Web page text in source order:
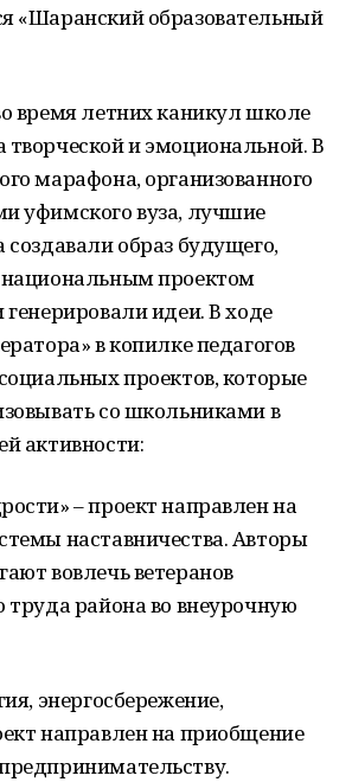
«Шаранский образовательный
время летних каникул школе
и эмоциональной. В
марафона, организованного
уфимского вуза, лучшие
создавали образ будущего,
национальным проектом
генерировали идеи. В ходе
в копилке педагогов
проектов, которые
со школьниками в
активности:
– проект направлен на
наставничества. Авторы
вовлечь ветеранов
труда района во внеурочную
энергосбережение,
направлен на приобщение